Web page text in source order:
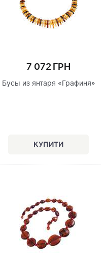
7 072 ГРН
Бусы из янтаря «Графиня»